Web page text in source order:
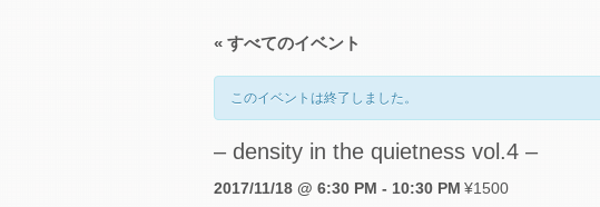
« すべてのイベント
このイベントは終了しました。
– density in the quietness vol.4 –
2017/11/18 @ 6:30 PM - 10:30 PM ¥1500